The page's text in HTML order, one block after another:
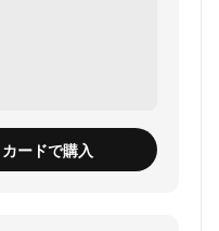
ードで購入